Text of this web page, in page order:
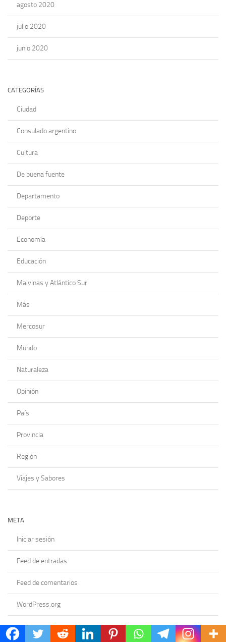
agosto 2020
julio 2020
junio 2020
CATEGORÍAS
Ciudad
Consulado argentino
Cultura
De buena fuente
Departamento
Deporte
Economía
Educación
Malvinas y Atlántico Sur
Más
Mercosur
Mundo
Naturaleza
Opinión
País
Provincia
Región
Viajes y Sabores
META
Iniciar sesión
Feed de entradas
Feed de comentarios
WordPress.org